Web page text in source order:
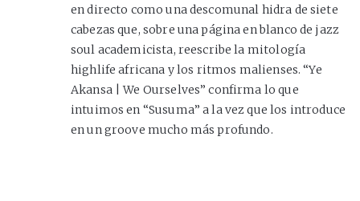
en directo como una descomunal hidra de siete
cabezas que, sobre una página en blanco de jazz
soul academicista, reescribe la mitología
highlife africana y los ritmos malienses. “Ye
Akansa | We Ourselves” confirma lo que
intuimos en “Susuma” a la vez que los introduce
en un groove mucho más profundo.